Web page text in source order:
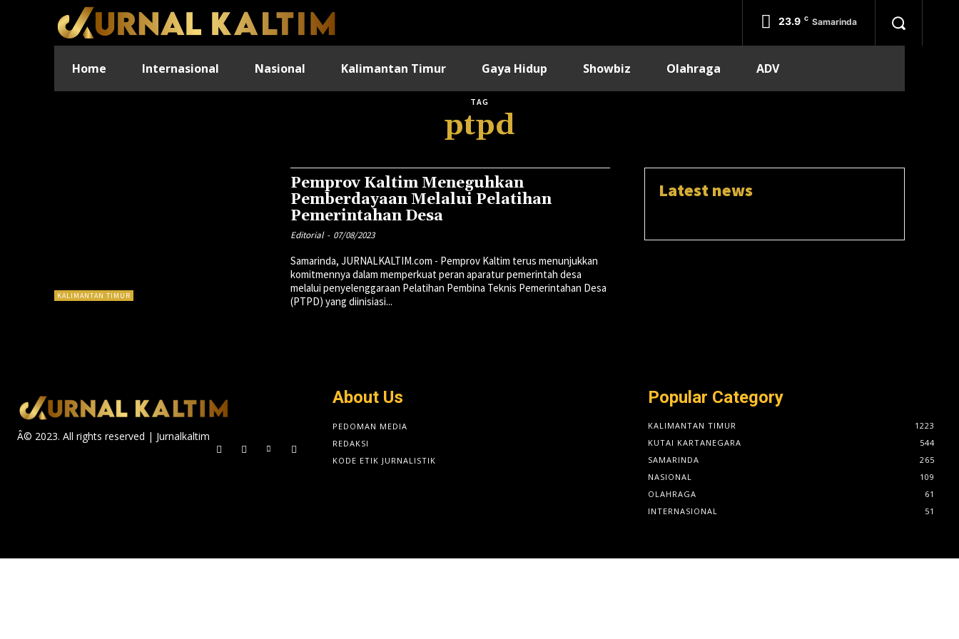
23.9 C Samarinda
Home Internasional Nasional Kalimantan Timur Gaya Hidup Showbiz Olahraga ADV
TAG
ptpd
KALIMANTAN TIMUR
Pemprov Kaltim Meneguhkan
Pemberdayaan Melalui Pelatihan
Pemerintahan Desa
Editorial - 07/08/2023
Samarinda, JURNALKALTIM.com - Pemprov Kaltim terus menunjukkan
komitmennya dalam memperkuat peran aparatur pemerintah desa
melalui penyelenggaraan Pelatihan Pembina Teknis Pemerintahan Desa
(PTPD) yang diinisiasi...
Latest news
Â© 2023. All rights reserved | Jurnalkaltim
About Us
PEDOMAN MEDIA
REDAKSI
KODE ETIK JURNALISTIK
Popular Category
KALIMANTAN TIMUR
1223
KUTAI KARTANEGARA
544
SAMARINDA
265
NASIONAL
109
OLAHRAGA
61
INTERNASIONAL
51